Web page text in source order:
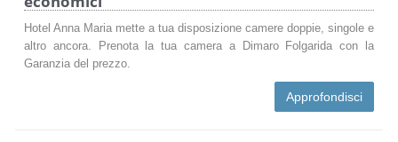
Hotel Anna Maria mette a tua disposizione camere doppie, singole e
altro ancora. Prenota la tua camera a Dimaro Folgarida con la
Garanzia del prezzo.
Approfondisci